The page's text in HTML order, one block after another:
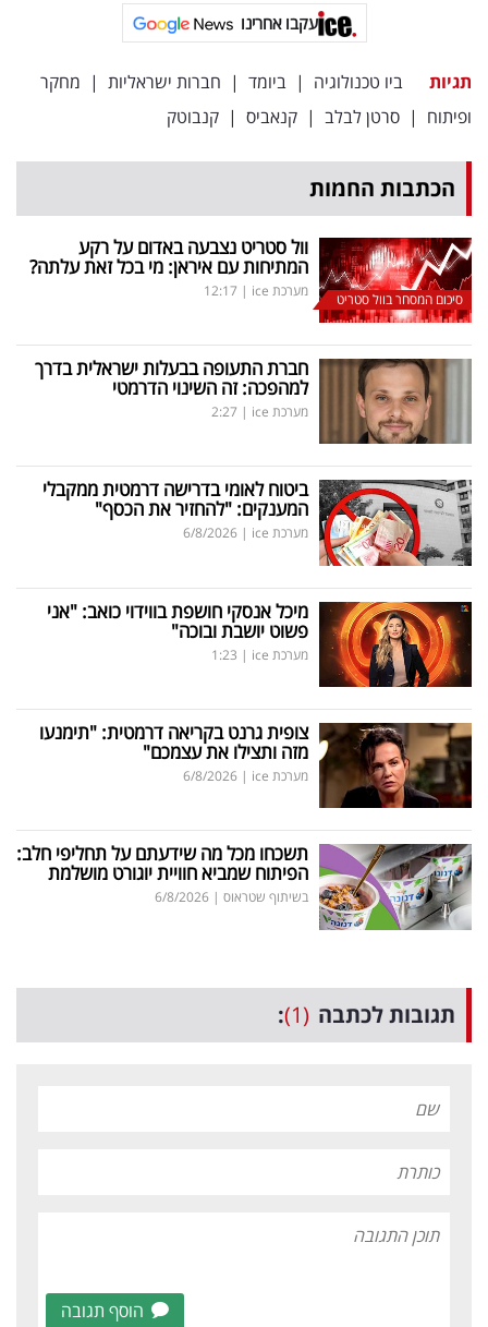
עקבו אחרינו
תגיות ביו טכנולוגיה | ביומד | חברות ישראליות | מחקר
ופיתוח | סרטן לבלב | קנאביס | קנבוטק
הכתבות החמות
סיכום המסחר בוול סטריט
וול סטריט נצבעה באדום על רקע
המתיחות עם איראן: מי בכל זאת עלתה?
מערכת ice |
12:17
חברת התעופה בבעלות ישראלית בדרך
למהפכה: זה השינוי הדרמטי
מערכת ice |
2:27
ביטוח לאומי בדרישה דרמטית ממקבלי
המענקים: "להחזיר את הכסף"
מערכת ice |
6/8/2026
מיכל אנסקי חושפת בווידוי כואב: "אני
פשוט יושבת ובוכה"
מערכת ice |
1:23
צופית גרנט בקריאה דרמטית: "תימנעו
מזה ותצילו את עצמכם"
מערכת ice |
6/8/2026
תשכחו מכל מה שידעתם על תחליפי חלב:
הפיתוח שמביא חוויית יוגורט מושלמת
בשיתוף שטראוס |
6/8/2026
תגובות לכתבה (1)
:
הוסף תגובה